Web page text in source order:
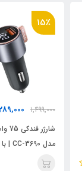
27٪
1,299,000
949,000
مدل PD66